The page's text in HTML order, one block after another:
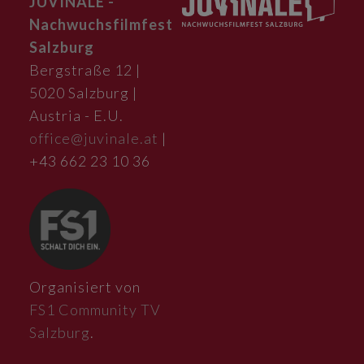
Nachwuchsfilmfest
Salzburg
Bergstraße 12 |
5020 Salzburg |
Austria - E.U.
office@juvinale.at |
+43 662 23 10 36
Organisiert von
FS1 Community TV
Salzburg.